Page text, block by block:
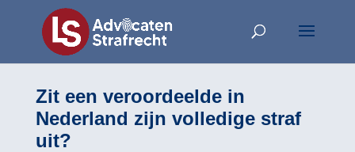
Zit een veroordeelde in
Nederland zijn volledige straf
uit?